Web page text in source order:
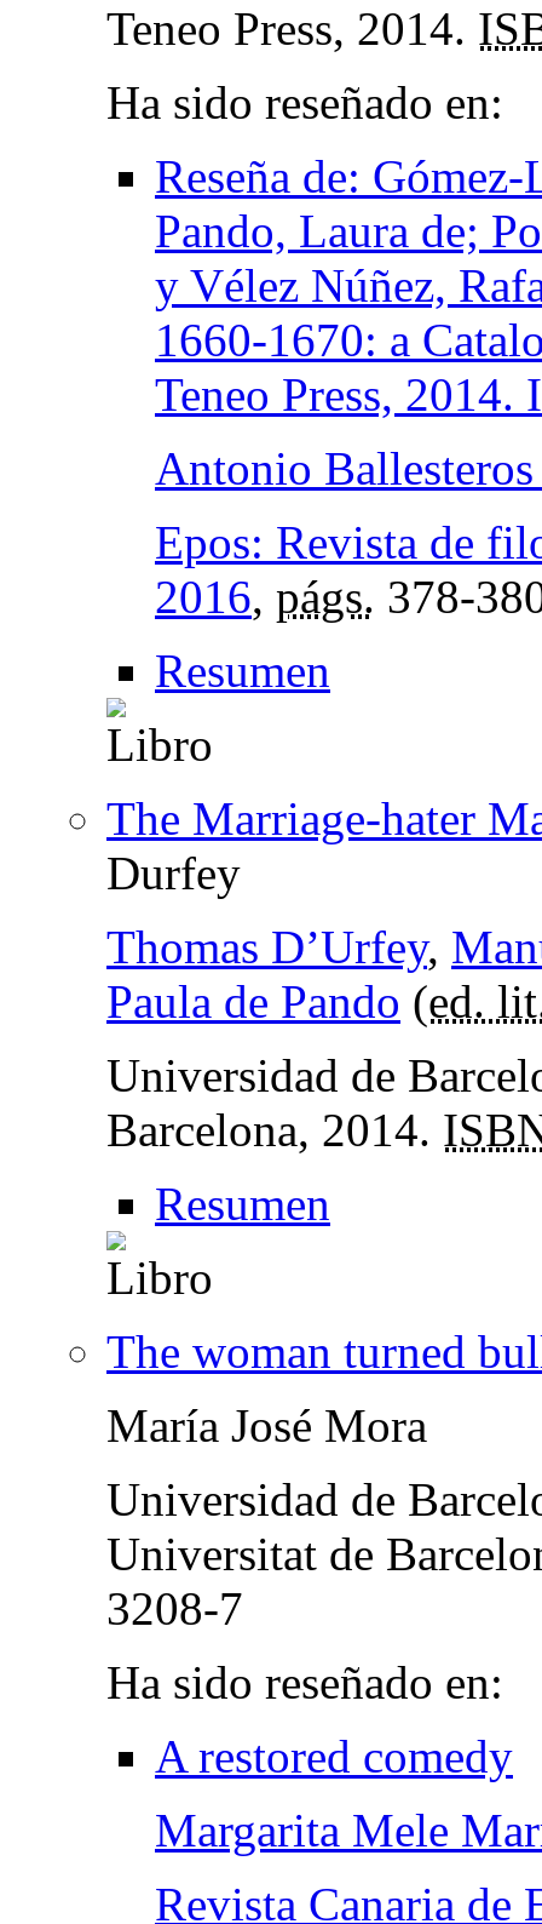
Teneo Press, 2014.
Ha sido reseñado en:
Reseña de:
Pando, Laura de;
y Vélez Núñez,
1660-1670: a
Teneo Press,
Antonio
Epos: Revista de
2016, págs. 378-
Resumen
The Marriage-hater
Durfey
Thomas D’Urfey,
Paula de Pando (ed.
Universidad de
Barcelona, 2014.
Resumen
The woman turned
María José Mora
Universidad de
Universitat de
3208-7
Ha sido reseñado en:
A restored comedy
Margarita Mele
Revista Canaria de